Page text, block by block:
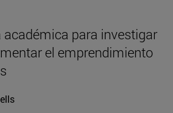
para investigar
el emprendimiento